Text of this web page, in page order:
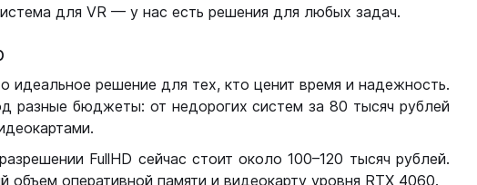
для VR — у нас есть решения для любых задач.
идеальное решение для тех, кто ценит время и надежность.
разные бюджеты: от недорогих систем за 80 тысяч рублей
FullHD сейчас стоит около 100–120 тысяч рублей.
оперативной памяти и видеокарту уровня RTX 4060.